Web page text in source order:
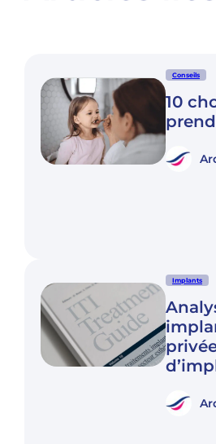
Conseils
10
Implants